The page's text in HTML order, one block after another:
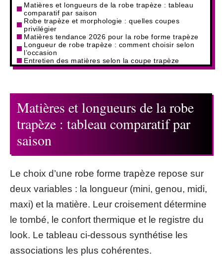
Matières et longueurs de la robe trapèze : tableau
comparatif par saison
Robe trapèze et morphologie : quelles coupes
privilégier
Matières tendance 2026 pour la robe forme trapèze
Longueur de robe trapèze : comment choisir selon
l’occasion
Entretien des matières selon la coupe trapèze
Matières et longueurs de la robe
trapèze : tableau comparatif par
saison
Le choix d’une robe forme trapèze repose sur
deux variables : la longueur (mini, genou, midi,
maxi) et la matière. Leur croisement détermine
le tombé, le confort thermique et le registre du
look. Le tableau ci-dessous synthétise les
associations les plus cohérentes.